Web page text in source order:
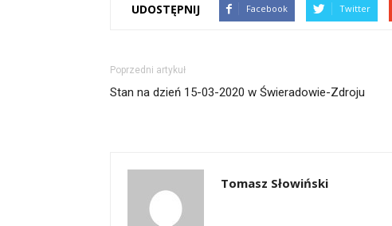
UDOSTĘPNIJ Facebook Twitter
Poprzedni artykuł
Stan na dzień 15-03-2020 w Świeradowie-Zdroju
Tomasz Słowiński